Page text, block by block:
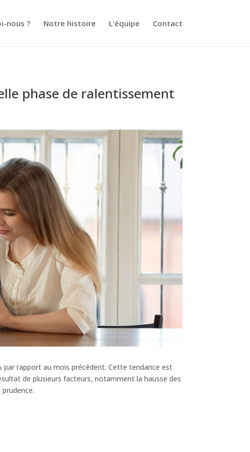
nous ? Notre histoire L’équipe Contact
phase de ralentissement
par rapport au mois précédent. Cette tendance est
de plusieurs facteurs, notamment la hausse des